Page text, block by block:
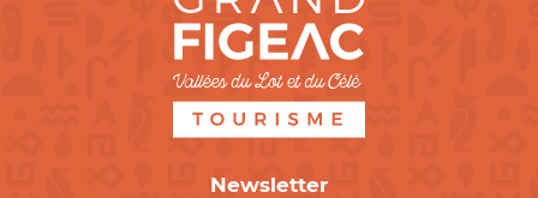
Newsletter